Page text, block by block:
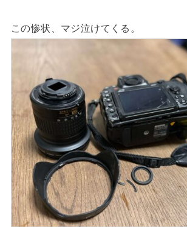
この惨状、マジ泣けてくる。